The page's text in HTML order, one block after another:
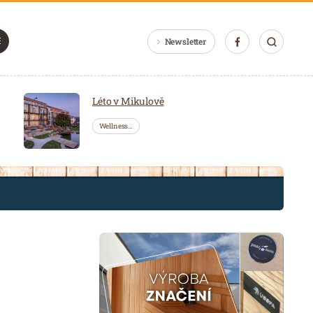
Newsletter
Léto v Mikulově
Wellness…